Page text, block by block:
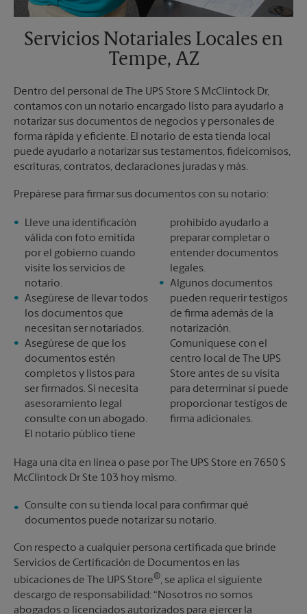
Servicios Notariales Locales en
Tempe, AZ
Dentro del personal de The UPS Store S McClintock Dr,
contamos con un notario encargado listo para ayudarlo a
notarizar sus documentos de negocios y personales de
forma rápida y eficiente. El notario de esta tienda local
puede ayudarlo a notarizar sus testamentos, fideicomisos,
escrituras, contratos, declaraciones juradas y más.
Prepárese para firmar sus documentos con su notario:
Lleve una identificación
válida con foto emitida
por el gobierno cuando
visite los servicios de
notario.
Asegúrese de llevar todos
los documentos que
necesitan ser notariados.
Asegúrese de que los
documentos estén
completos y listos para
ser firmados. Si necesita
asesoramiento legal
consulte con un abogado.
El notario público tiene
prohibido ayudarlo a
preparar completar o
entender documentos
legales.
Algunos documentos
pueden requerir testigos
de firma además de la
notarización.
Comuníquese con el
centro local de The UPS
Store antes de su visita
para determinar si puede
proporcionar testigos de
firma adicionales.
Haga una cita en línea o pase por The UPS Store en 7650 S
McClintock Dr Ste 103 hoy mismo.
Consulte con su tienda local para confirmar qué
documentos puede notarizar su notario.
Con respecto a cualquier persona certificada que brinde
Servicios de Certificación de Documentos en las
ubicaciones de The UPS Store®, se aplica el siguiente
descargo de responsabilidad: “Nosotros no somos
abogados o licenciados autorizados para ejercer la